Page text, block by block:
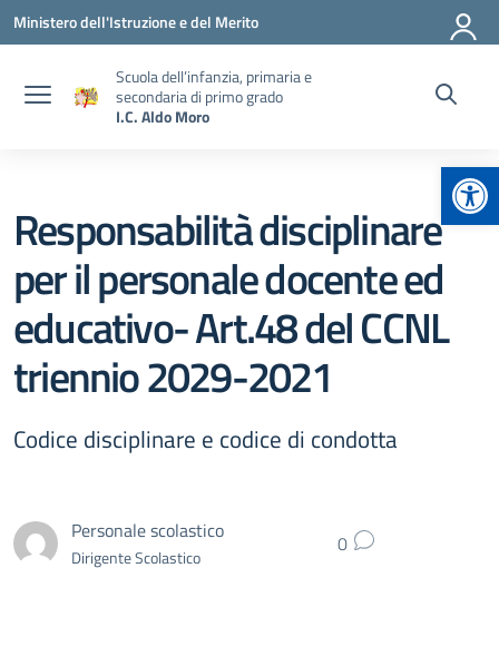
Vai ai contenuti
Vai al menu di navigazione
Vai al footer
Ministero dell'Istruzione e del Merito
Scuola dell’infanzia, primaria e
secondaria di primo grado
I.C. Aldo Moro
Responsabilità disciplinare
per il personale docente ed
educativo- Art.48 del CCNL
triennio 2029-2021
Codice disciplinare e codice di condotta
Personale scolastico
Dirigente Scolastico 0